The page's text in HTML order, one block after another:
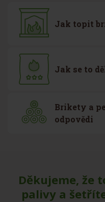
Jak topit
Jak se to
Brikety a
odpovědi
Děkujeme, že
palivy a